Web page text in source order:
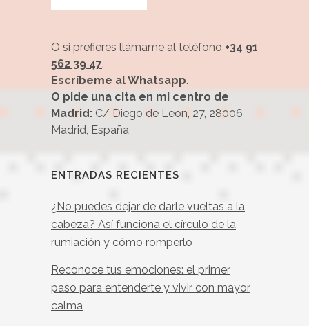
O si prefieres llámame al teléfono +34 91
562 39 47.
Escríbeme al Whatsapp.
O pide una cita en mi centro de
Madrid: C/ Diego de Leon, 27, 28006
Madrid, España
ENTRADAS RECIENTES
¿No puedes dejar de darle vueltas a la
cabeza? Así funciona el círculo de la
rumiación y cómo romperlo
Reconoce tus emociones: el primer
paso para entenderte y vivir con mayor
calma